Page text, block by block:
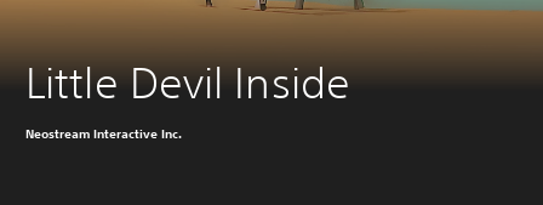
Little Devil Inside
Neostream Interactive Inc.